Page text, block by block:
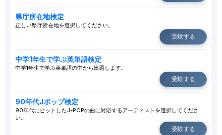
県庁所在地検定
正しい県庁所在地を選択してください。
受験する
中学1年生で学ぶ英単語検定
中学1年生で学ぶ英単語の中から出題します。
受験する
90年代Jポップ検定
90年代にヒットしたJ-POPの曲に対応するアーティストを選択してくださ
い。
受験する